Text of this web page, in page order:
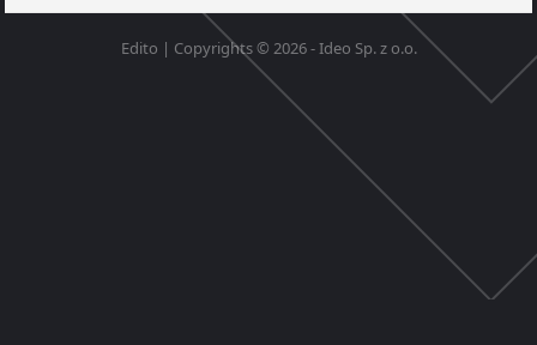
Edito | Copyrights © 2026 - Ideo Sp. z o.o.